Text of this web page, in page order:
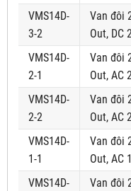
VMS14D-
3-2
Van đôi
Out, DC
VMS14D-
2-1
Van đôi
Out, AC
VMS14D-
2-2
Van đôi
Out, AC
VMS14D-
1-1
Van đôi
Out, AC
VMS14D-
Van đôi